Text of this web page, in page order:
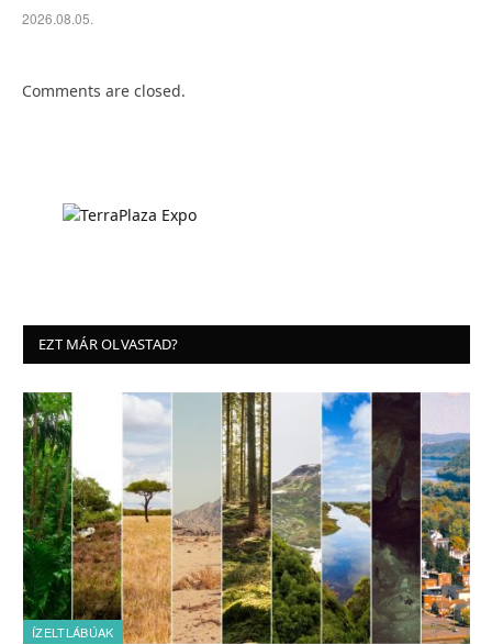
2026.08.05.
Comments are closed.
EZT MÁR OLVASTAD?
ÍZELTLÁBÚAK